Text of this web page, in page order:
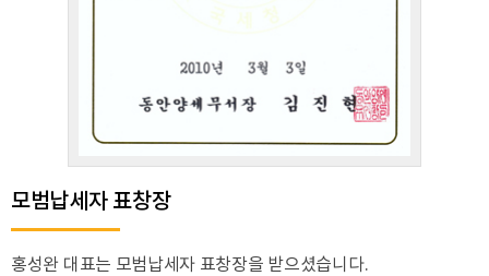
모범납세자 표창장
홍성완 대표는 모범납세자 표창장을 받으셨습니다.